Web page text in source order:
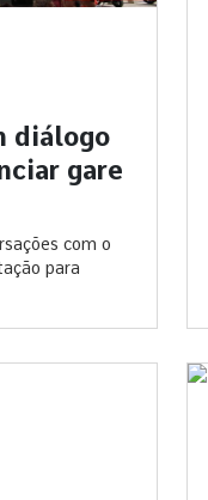
diálogo
gare
com o
para